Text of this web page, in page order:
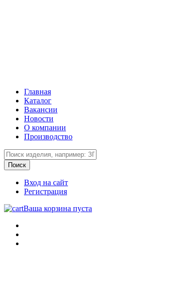
Главная
Каталог
Вакансии
Новости
О компании
Производство
Вход на сайт
Регистрация
Ваша корзина пуста